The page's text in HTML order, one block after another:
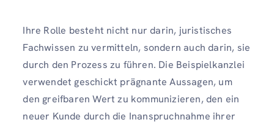
Ihre Rolle besteht nicht nur darin, juristisches
Fachwissen zu vermitteln, sondern auch darin, sie
durch den Prozess zu führen. Die Beispielkanzlei
verwendet geschickt prägnante Aussagen, um
den greifbaren Wert zu kommunizieren, den ein
neuer Kunde durch die Inanspruchnahme ihrer